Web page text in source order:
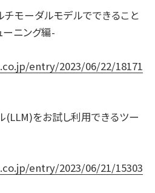
モーダルモデルでできること
ニング編-
entry/2023/06/22/18171
をお試し利用できるツー
entry/2023/06/21/15303